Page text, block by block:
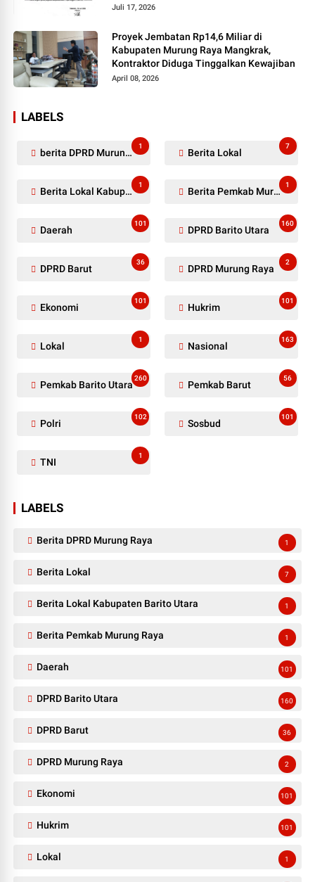
Juli 17, 2026
Proyek Jembatan Rp14,6 Miliar di
Kabupaten Murung Raya Mangkrak,
Kontraktor Diduga Tinggalkan Kewajiban
April 08, 2026
LABELS
berita DPRD Murung Raya
1
Berita Lokal
7
Berita Lokal Kabupaten Barito Utara
1
Berita Pemkab Murung Raya
1
Daerah
101
DPRD Barito Utara
160
DPRD Barut
36
DPRD Murung Raya
2
Ekonomi
101
Hukrim
101
Lokal
1
Nasional
163
Pemkab Barito Utara
260
Pemkab Barut
56
Polri
102
Sosbud
101
TNI
1
LABELS
Berita DPRD Murung Raya 1
Berita Lokal 7
Berita Lokal Kabupaten Barito Utara 1
Berita Pemkab Murung Raya 1
Daerah 101
DPRD Barito Utara 160
DPRD Barut 36
DPRD Murung Raya 2
Ekonomi 101
Hukrim 101
Lokal 1